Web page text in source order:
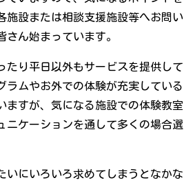
施設または相談支援施設等へお問い
ん始まっています。
たり平日以外もサービスを提供して
ラムやお外での体験が充実している
ますが、気になる施設での体験教室
ニケーションを通して多くの場合選
いにいろいろ求めてしまうとなかな